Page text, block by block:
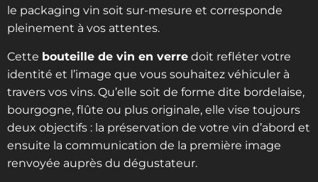
le packaging vin soit sur-mesure et corresponde
pleinement à vos attentes.
Cette bouteille de vin en verre doit refléter votre
identité et l’image que vous souhaitez véhiculer à
travers vos vins. Qu’elle soit de forme dite bordelaise,
bourgogne, flûte ou plus originale, elle vise toujours
deux objectifs : la préservation de votre vin d’abord et
ensuite la communication de la première image
renvoyée auprès du dégustateur.